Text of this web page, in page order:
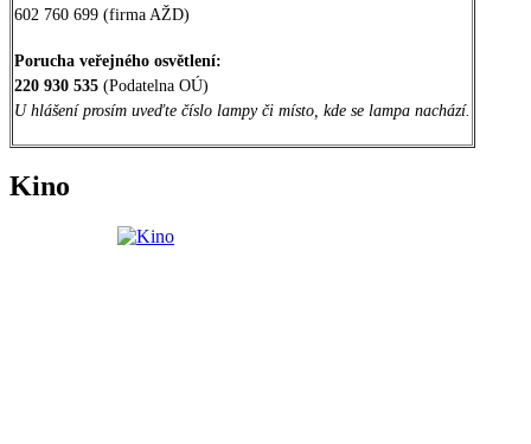
602 760 699 (firma AŽD)
Porucha veřejného osvětlení:
220 930 535 (Podatelna OÚ)
U hlášení prosím uveďte číslo lampy či místo, kde se lampa nachází.
Kino